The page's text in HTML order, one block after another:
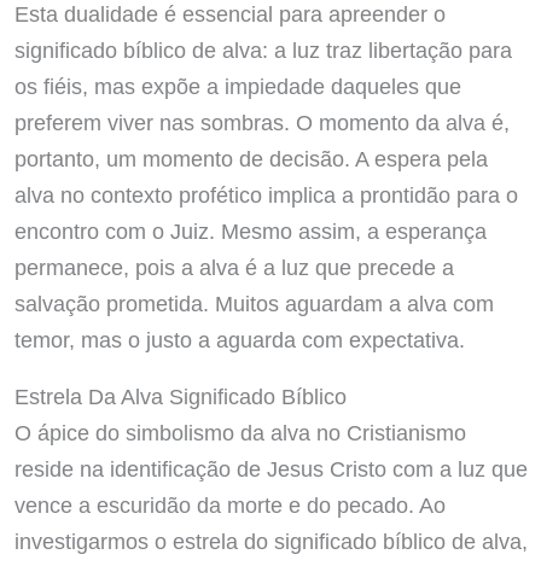
Esta dualidade é essencial para apreender o
significado bíblico de alva: a luz traz libertação para
os fiéis, mas expõe a impiedade daqueles que
preferem viver nas sombras. O momento da alva é,
portanto, um momento de decisão. A espera pela
alva no contexto profético implica a prontidão para o
encontro com o Juiz. Mesmo assim, a esperança
permanece, pois a alva é a luz que precede a
salvação prometida. Muitos aguardam a alva com
temor, mas o justo a aguarda com expectativa.
Estrela Da Alva Significado Bíblico
O ápice do simbolismo da alva no Cristianismo
reside na identificação de Jesus Cristo com a luz que
vence a escuridão da morte e do pecado. Ao
investigarmos o estrela do significado bíblico de alva,